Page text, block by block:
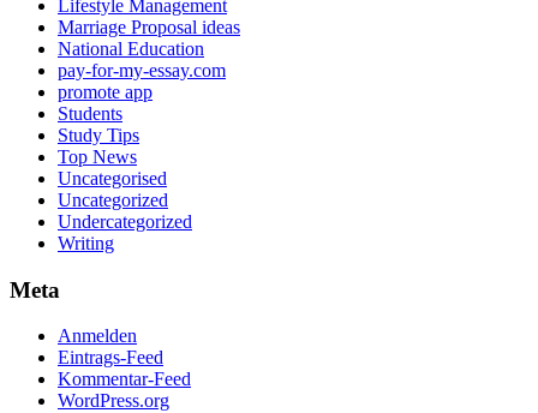
Lifestyle Management
Marriage Proposal ideas
National Education
pay-for-my-essay.com
promote app
Students
Study Tips
Top News
Uncategorised
Uncategorized
Undercategorized
Writing
Meta
Anmelden
Eintrags-Feed
Kommentar-Feed
WordPress.org